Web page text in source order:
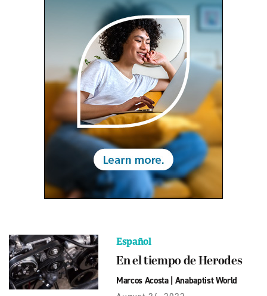
Español
En el tiempo de Herodes
Marcos Acosta| Anabaptist World